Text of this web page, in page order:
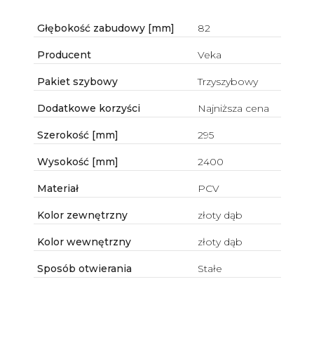
Głębokość zabudowy [mm] 82
Producent Veka
Pakiet szybowy Trzyszybowy
Dodatkowe korzyści Najniższa cena
Szerokość [mm] 295
Wysokość [mm] 2400
Materiał PCV
Kolor zewnętrzny złoty dąb
Kolor wewnętrzny złoty dąb
Sposób otwierania Stałe